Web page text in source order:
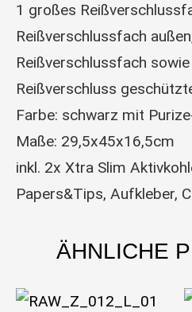
1 großes
Reißverschlussfach
Reißverschlussfach
Reißverschluss
Farbe: schwarz mit
Maße: 29,5x45x16,5cm
inkl. 2x Xtra Slim
Papers&Tips, Aufkleber,
ÄHNLICHE